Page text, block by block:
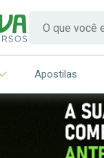
Apostilas